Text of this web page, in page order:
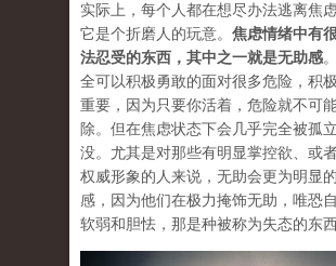
实际上，每个人都在想尽办法逃离焦
它是个折磨人的玩意。 焦虑情绪中有
法忍受的东西，其中之一就是无助感
全可以积极勇敢的面对很多危险，积
重要，因为只要你活着，危险就不可
除。但在焦虑状态下会几乎完全被孤
没。尤其是对那些有明显掌控欲、或
权威形象的人来说，无助会更为明显
感，因为他们在极力掩饰无助，唯恐
软弱和胆怯，那是种被称为失态的东西